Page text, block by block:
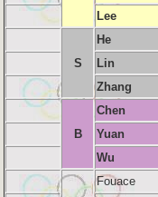
Lee
S
He
Lin
Zhang
B
Chen
Yuan
Wu
Fouace